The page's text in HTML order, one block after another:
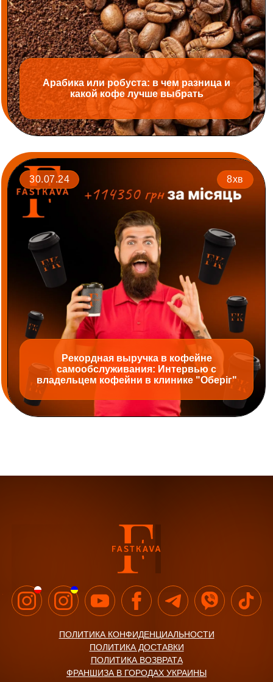
Арабика или робуста: в чем разница и
какой кофе лучше выбрать
30.07.24 8хв
Рекордная выручка в кофейне
самообслуживания: Интервью с
владельцем кофейни в клинике "Оберіг"
ПОЛИТИКА КОНФИДЕНЦИАЛЬНОСТИ
ПОЛИТИКА ДОСТАВКИ
ПОЛИТИКА ВОЗВРАТА
ФРАНШИЗА В ГОРОДАХ УКРАИНЫ